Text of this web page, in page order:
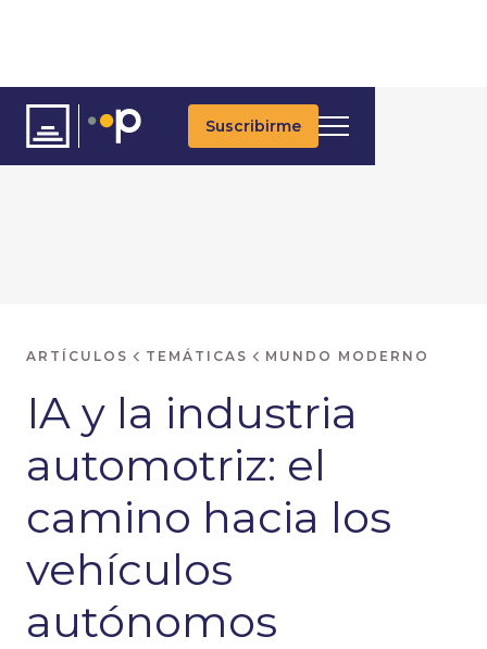
Suscribirme
ARTÍCULOS TEMÁTICAS MUNDO MODERNO
IA y la industria
automotriz: el
camino hacia los
vehículos
autónomos